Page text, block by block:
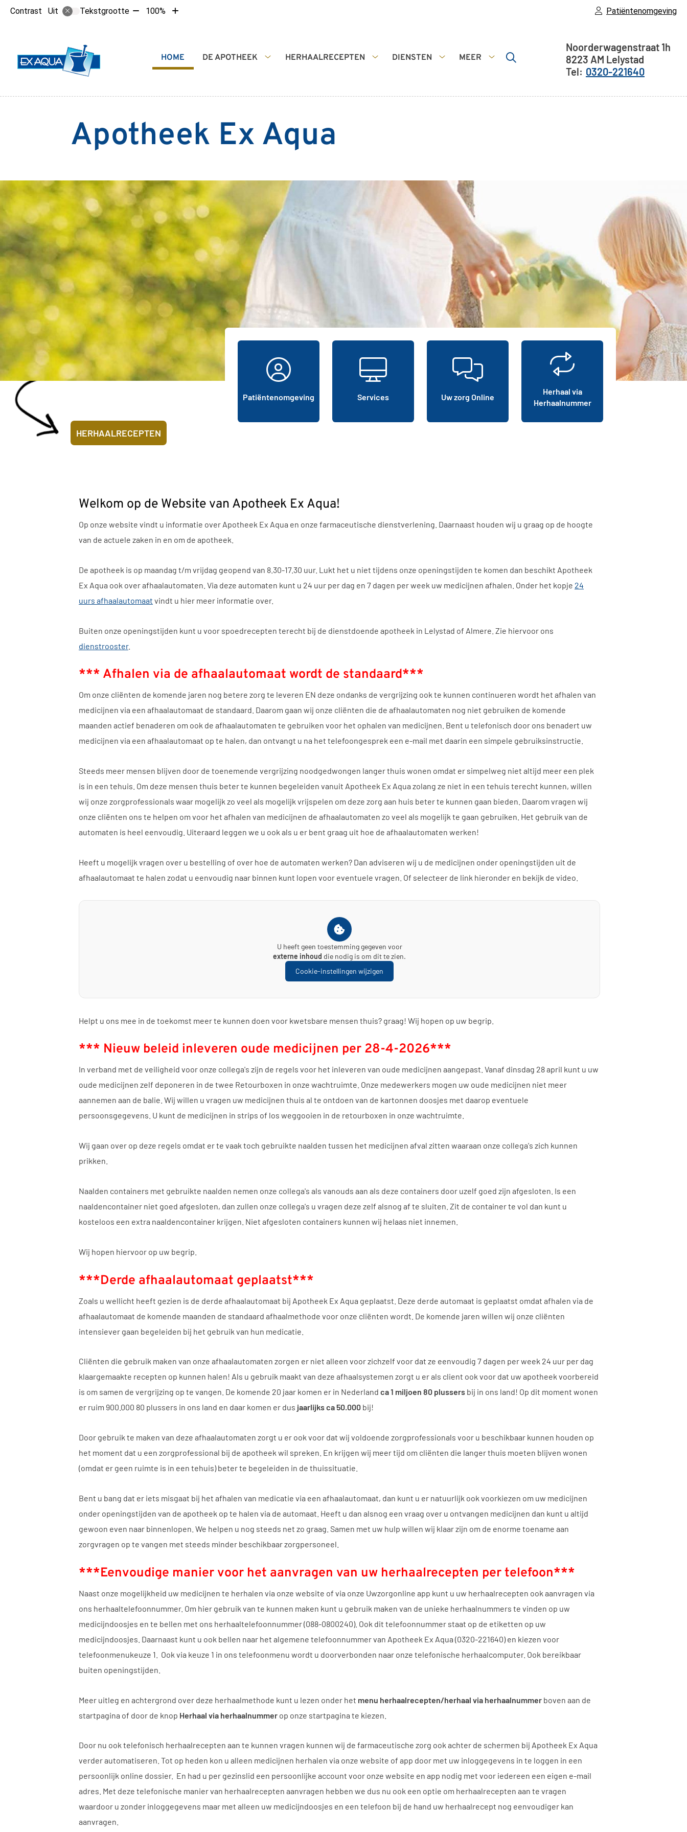
Contrast Uit Tekstgrootte Tekst100%
Tekst
Patiëntenomgeving
Hoofdmenu
HOME
DE APOTHEEK
HERHAALRECEPTEN
DIENSTEN
MEER
Adresgegevens
Noorderwagenstraat 1h
8223 AM Lelystad
0320-221640
Apotheek Ex Aqua
HERHAALRECEPTEN
Patiëntenomgeving Services Uw zorg Online
Herhaal via
Herhaalnummer
Welkom op de Website van Apotheek Ex Aqua!
Op onze website vindt u informatie over Apotheek Ex Aqua en onze farmaceutische dienstverlening. Daarnaast houden wij u graag op de hoogte
van de actuele zaken in en om de apotheek.
De apotheek is op maandag t/m vrijdag geopend van 8.30-17.30 uur. Lukt het u niet tijdens onze openingstijden te komen dan beschikt Apotheek
Ex Aqua ook over afhaalautomaten. Via deze automaten kunt u 24 uur per dag en 7 dagen per week uw medicijnen afhalen. Onder het kopje 24
uurs afhaalautomaat vindt u hier meer informatie over.
Buiten onze openingstijden kunt u voor spoedrecepten terecht bij de dienstdoende apotheek in Lelystad of Almere. Zie hiervoor ons
dienstrooster.
*** Afhalen via de afhaalautomaat wordt de standaard***
Om onze cliënten de komende jaren nog betere zorg te leveren EN deze ondanks de vergrijzing ook te kunnen continueren wordt het afhalen van
medicijnen via een afhaalautomaat de standaard. Daarom gaan wij onze cliënten die de afhaalautomaten nog niet gebruiken de komende
maanden actief benaderen om ook de afhaalautomaten te gebruiken voor het ophalen van medicijnen. Bent u telefonisch door ons benadert uw
medicijnen via een afhaalautomaat op te halen, dan ontvangt u na het telefoongesprek een e-mail met daarin een simpele gebruiksinstructie.
Steeds meer mensen blijven door de toenemende vergrijzing noodgedwongen langer thuis wonen omdat er simpelweg niet altijd meer een plek
is in een tehuis. Om deze mensen thuis beter te kunnen begeleiden vanuit Apotheek Ex Aqua zolang ze niet in een tehuis terecht kunnen, willen
wij onze zorgprofessionals waar mogelijk zo veel als mogelijk vrijspelen om deze zorg aan huis beter te kunnen gaan bieden. Daarom vragen wij
onze cliënten ons te helpen om voor het afhalen van medicijnen de afhaalautomaten zo veel als mogelijk te gaan gebruiken. Het gebruik van de
automaten is heel eenvoudig. Uiteraard leggen we u ook als u er bent graag uit hoe de afhaalautomaten werken!
Heeft u mogelijk vragen over u bestelling of over hoe de automaten werken? Dan adviseren wij u de medicijnen onder openingstijden uit de
afhaalautomaat te halen zodat u eenvoudig naar binnen kunt lopen voor eventuele vragen. Of selecteer de link hieronder en bekijk de video.
U heeft geen toestemming gegeven voor
externe inhoud die nodig is om dit te zien.
Cookie-instellingen wijzigen
Helpt u ons mee in de toekomst meer te kunnen doen voor kwetsbare mensen thuis? graag! Wij hopen op uw begrip.
*** Nieuw beleid inleveren oude medicijnen per 28-4-2026***
In verband met de veiligheid voor onze collega's zijn de regels voor het inleveren van oude medicijnen aangepast. Vanaf dinsdag 28 april kunt u uw
oude medicijnen zelf deponeren in de twee Retourboxen in onze wachtruimte. Onze medewerkers mogen uw oude medicijnen niet meer
aannemen aan de balie. Wij willen u vragen uw medicijnen thuis al te ontdoen van de kartonnen doosjes met daarop eventuele
persoonsgegevens. U kunt de medicijnen in strips of los weggooien in de retourboxen in onze wachtruimte.
Wij gaan over op deze regels omdat er te vaak toch gebruikte naalden tussen het medicijnen afval zitten waaraan onze collega's zich kunnen
prikken.
Naalden containers met gebruikte naalden nemen onze collega's als vanouds aan als deze containers door uzelf goed zijn afgesloten. Is een
naaldencontainer niet goed afgesloten, dan zullen onze collega's u vragen deze zelf alsnog af te sluiten. Zit de container te vol dan kunt u
kosteloos een extra naaldencontainer krijgen. Niet afgesloten containers kunnen wij helaas niet innemen.
Wij hopen hiervoor op uw begrip.
***Derde afhaalautomaat geplaatst***
Zoals u wellicht heeft gezien is de derde afhaalautomaat bij Apotheek Ex Aqua geplaatst. Deze derde automaat is geplaatst omdat afhalen via de
afhaalautomaat de komende maanden de standaard afhaalmethode voor onze cliënten wordt. De komende jaren willen wij onze cliënten
intensiever gaan begeleiden bij het gebruik van hun medicatie.
Cliënten die gebruik maken van onze afhaalautomaten zorgen er niet alleen voor zichzelf voor dat ze eenvoudig 7 dagen per week 24 uur per dag
klaargemaakte recepten op kunnen halen! Als u gebruik maakt van deze afhaalsystemen zorgt u er als client ook voor dat uw apotheek voorbereid
is om samen de vergrijzing op te vangen. De komende 20 jaar komen er in Nederland ca 1 miljoen 80 plussers bij in ons land! Op dit moment wonen
er ruim 900.000 80 plussers in ons land en daar komen er dus jaarlijks ca 50.000 bij!
Door gebruik te maken van deze afhaalautomaten zorgt u er ook voor dat wij voldoende zorgprofessionals voor u beschikbaar kunnen houden op
het moment dat u een zorgprofessional bij de apotheek wil spreken. En krijgen wij meer tijd om cliënten die langer thuis moeten blijven wonen
(omdat er geen ruimte is in een tehuis) beter te begeleiden in de thuissituatie.
Bent u bang dat er iets misgaat bij het afhalen van medicatie via een afhaalautomaat, dan kunt u er natuurlijk ook voorkiezen om uw medicijnen
onder openingstijden van de apotheek op te halen via de automaat. Heeft u dan alsnog een vraag over u ontvangen medicijnen dan kunt u altijd
gewoon even naar binnenlopen. We helpen u nog steeds net zo graag. Samen met uw hulp willen wij klaar zijn om de enorme toename aan
zorgvragen op te vangen met steeds minder beschikbaar zorgpersoneel.
***Eenvoudige manier voor het aanvragen van uw herhaalrecepten per telefoon***
Naast onze mogelijkheid uw medicijnen te herhalen via onze website of via onze Uwzorgonline app kunt u uw herhaalrecepten ook aanvragen via
ons herhaaltelefoonnummer. Om hier gebruik van te kunnen maken kunt u gebruik maken van de unieke herhaalnummers te vinden op uw
medicijndoosjes en te bellen met ons herhaaltelefoonnummer (088-0800240). Ook dit telefoonnummer staat op de etiketten op uw
medicijndoosjes. Daarnaast kunt u ook bellen naar het algemene telefoonnummer van Apotheek Ex Aqua (0320-221640) en kiezen voor
telefoonmenukeuze 1. Ook via keuze 1 in ons telefoonmenu wordt u doorverbonden naar onze telefonische herhaalcomputer. Ook bereikbaar
buiten openingstijden.
Meer uitleg en achtergrond over deze herhaalmethode kunt u lezen onder het menu herhaalrecepten/herhaal via herhaalnummer boven aan de
startpagina of door de knop Herhaal via herhaalnummer op onze startpagina te kiezen.
Door nu ook telefonisch herhaalrecepten aan te kunnen vragen kunnen wij de farmaceutische zorg ook achter de schermen bij Apotheek Ex Aqua
verder automatiseren. Tot op heden kon u alleen medicijnen herhalen via onze website of app door met uw inloggegevens in te loggen in een
persoonlijk online dossier. En had u per gezinslid een persoonlijke account voor onze website en app nodig met voor iedereen een eigen e-mail
adres. Met deze telefonische manier van herhaalrecepten aanvragen hebben we dus nu ook een optie om herhaalrecepten aan te vragen
waardoor u zonder inloggegevens maar met alleen uw medicijndoosjes en een telefoon bij de hand uw herhaalrecept nog eenvoudiger kan
aanvragen.